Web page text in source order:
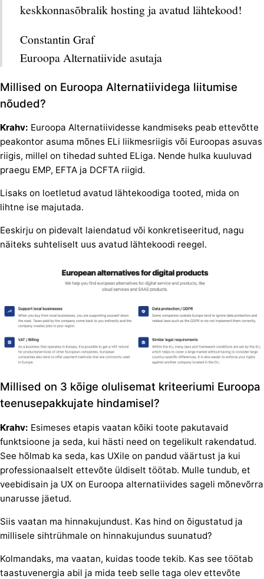
keskkonnasõbralik hosting ja avatud lähtekood!
Constantin Graf
Euroopa Alternatiivide asutaja
Millised on Euroopa Alternatiividega liitumise
nõuded?
Krahv: Euroopa Alternatiividesse kandmiseks peab ettevõtte
peakontor asuma mõnes ELi liikmesriigis või Euroopas asuvas
riigis, millel on tihedad suhted ELiga. Nende hulka kuuluvad
praegu EMP, EFTA ja DCFTA riigid.
Lisaks on loetletud avatud lähtekoodiga tooted, mida on
lihtne ise majutada.
Eeskirju on pidevalt laiendatud või konkretiseeritud, nagu
näiteks suhteliselt uus avatud lähtekoodi reegel.
Millised on 3 kõige olulisemat kriteeriumi Euroopa
teenusepakkujate hindamisel?
Krahv: Esimeses etapis vaatan kõiki toote pakutavaid
funktsioone ja seda, kui hästi need on tegelikult rakendatud.
See hõlmab ka seda, kas UXile on pandud väärtust ja kui
professionaalselt ettevõte üldiselt töötab. Mulle tundub, et
veebidisain ja UX on Euroopa alternatiivides sageli mõnevõrra
unarusse jäetud.
Siis vaatan ma hinnakujundust. Kas hind on õigustatud ja
millisele sihtrühmale on hinnakujundus suunatud?
Kolmandaks, ma vaatan, kuidas toode tekib. Kas see töötab
taastuvenergia abil ja mida teeb selle taga olev ettevõte